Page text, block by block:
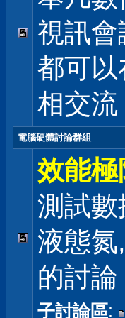
視訊
都可
相交流
電腦硬體討論群組
效能極
測試
液態
的討論
子討論區: